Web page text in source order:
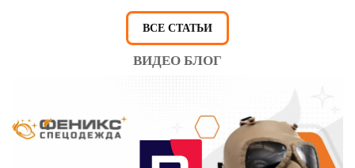
ВСЕ СТАТЬИ
ВИДЕО БЛОГ